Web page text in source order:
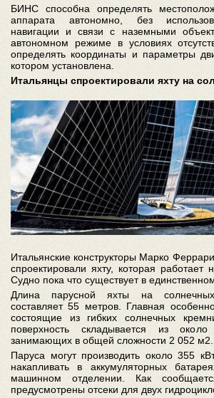
БИНС способна определять
аппарата автономно, без
навигации и связи с наземными
автономном режиме в условиях
определять координаты и параметры
котором установлена.
Итальянцы спроектировали яхту на
Итальянские конструкторы Марко
спроектировали яхту, которая работает
Судно пока что существует в
Длина парусной яхты на
составляет 55 метров. Главная
состоящие из гибких солнечных
поверхность складывается из
занимающих в общей сложности 2 052 м2.
Паруса могут производить около 355
накапливать в аккумуляторных
машинном отделении. Как
предусмотрены отсеки для двух